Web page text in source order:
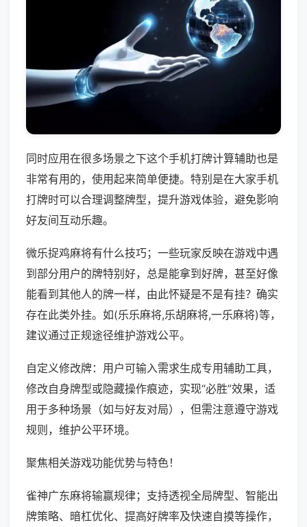
同时应用在很多场景之下这个手机打牌计算辅助也是
非常有用的，使用起来简单便捷。特别是在大家手机
打牌时可以合理调整牌型，提升游戏体验，避免影响
好友间互动乐趣。
微乐捉鸡麻将有什么技巧；一些玩家反映在游戏中遇
到部分用户的牌特别好，总是能拿到好牌，甚至好像
能看到其他人的牌一样，由此怀疑是不是有挂？确实
存在此类外挂。如(乐乐麻将,乐胡麻将,一乐麻将)等，
建议通过正规途径维护游戏公平。
自定义修改牌：用户可输入需求生成专用辅助工具，
修改自身牌型或隐藏操作痕迹，实现“必胜”效果，适
用于多种场景（如与好友对局），但需注意遵守游戏
规则，维护公平环境。
聚焦相关游戏功能优势与特色！
雀神广东麻将输赢规律；支持透视全局牌型、智能出
牌策略、暗杠优化、提高好牌率及快速自摸等操作，